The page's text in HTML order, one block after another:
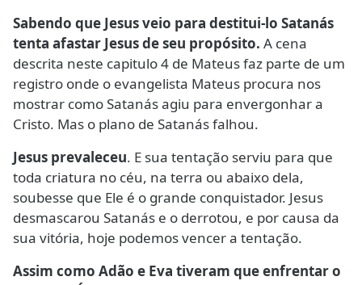
Sabendo que Jesus veio para destitui-lo Satanás
tenta afastar Jesus de seu propósito. A cena
descrita neste capitulo 4 de Mateus faz parte de um
registro onde o evangelista Mateus procura nos
mostrar como Satanás agiu para envergonhar a
Cristo. Mas o plano de Satanás falhou.
Jesus prevaleceu. E sua tentação serviu para que
toda criatura no céu, na terra ou abaixo dela,
soubesse que Ele é o grande conquistador. Jesus
desmascarou Satanás e o derrotou, e por causa da
sua vitória, hoje podemos vencer a tentação.
Assim como Adão e Eva tiveram que enfrentar o